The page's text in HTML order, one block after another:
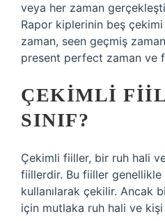
veya her zaman
Rapor kiplerinin beş
zaman, seen geçmiş
present perfect zaman ve
ÇEKIMLI FIIL
SINIF?
Çekimli fiiller, bir ruh hali
fiillerdir. Bu fiiller
kullanılarak çekilir. Ancak
için mutlaka ruh hali ve